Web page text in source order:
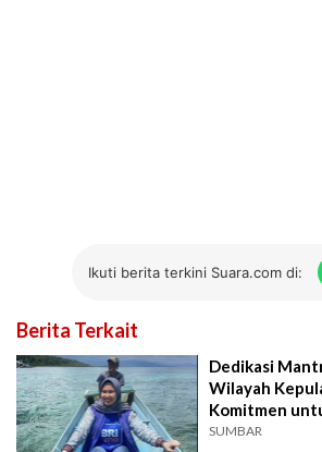
Ikuti berita terkini Suara.com di:
Berita Terkait
Dedikasi
Wilayah
Komitmen
SUMBAR